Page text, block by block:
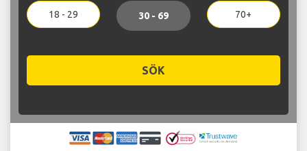
18 - 29 30 - 69 70+
SÖK